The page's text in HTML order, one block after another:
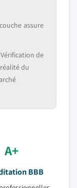
assure
de
du
A+
BBB